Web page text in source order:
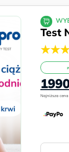
Test
Pierwotna
cena